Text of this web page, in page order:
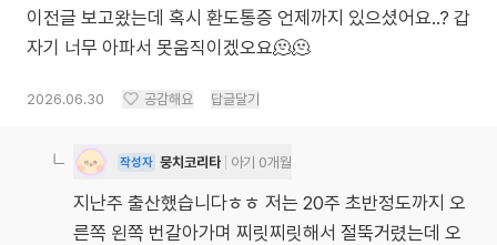
이전글 보고왔는데 혹시 환도통증 언제까지 있으셨어요..? 갑
자기 너무 아파서 못움직이겠오요🫠🫠
2026.06.30 공감해요 답글달기
작성자 뭉치코리타 아기 0개월
지난주 출산했습니다ㅎㅎ 저는 20주 초반정도까지 오
른쪽 왼쪽 번갈아가며 찌릿찌릿해서 절뚝거렸는데 오